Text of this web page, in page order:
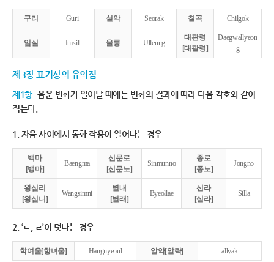
구리 Guri 설악 Seorak 칠곡 Chilgok
임실 Imsil 울릉 Ulleung
대관령
[대괄령]
Daegwallyeon
g
제3장 표기상의 유의점
제1항 음운 변화가 일어날 때에는 변화의 결과에 따라 다음 각호와 같이
적는다.
1. 자음 사이에서 동화 작용이 일어나는 경우
백마
[뱅마]
Baengma
신문로
[신문노]
Sinmunno
종로
[종노]
Jongno
왕십리
[왕심니]
Wangsimni
별내
[별래]
Byeollae
신라
[실라]
Silla
2. ‘ㄴ, ㄹ’이 덧나는 경우
학여울[항녀울] Hangnyeoul 알약[알략] allyak